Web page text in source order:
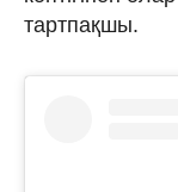
тартпақшы.